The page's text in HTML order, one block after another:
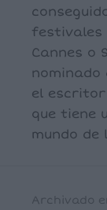
festivales
Cannes o
nominado
el escritor
que tiene
mundo de
Archivado